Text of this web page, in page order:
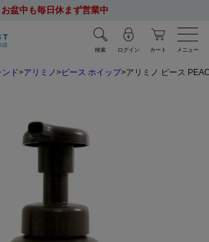
お盆中も毎日休まず営業中
検索 ログイン カート メニュー
ンド アリミノ ピース ホイップ アリミノ ピース